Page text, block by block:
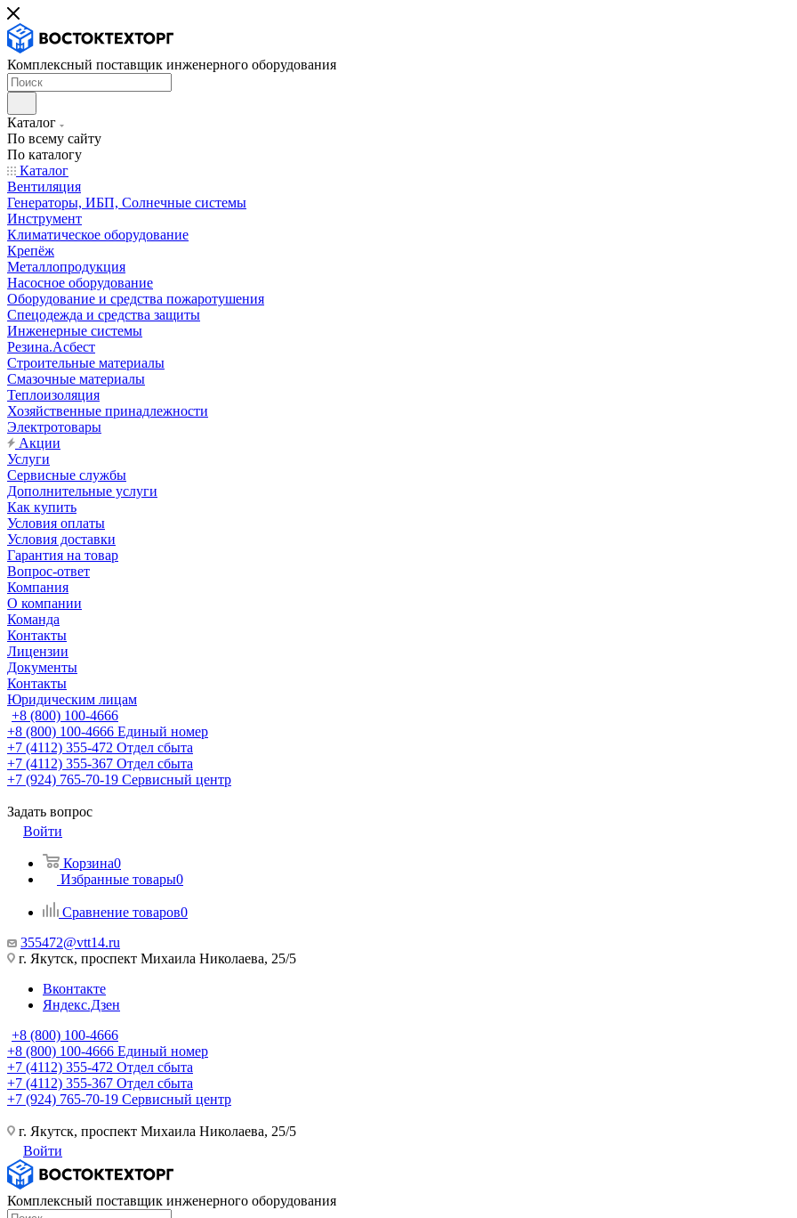
Комплексный поставщик инженерного оборудования
Каталог
По всему сайту
По каталогу
Каталог
Вентиляция
Генераторы, ИБП, Солнечные системы
Инструмент
Климатическое оборудование
Крепёж
Металлопродукция
Насосное оборудование
Оборудование и средства пожаротушения
Спецодежда и средства защиты
Инженерные системы
Резина.Асбест
Строительные материалы
Смазочные материалы
Теплоизоляция
Хозяйственные принадлежности
Электротовары
Акции
Услуги
Сервисные службы
Дополнительные услуги
Как купить
Условия оплаты
Условия доставки
Гарантия на товар
Вопрос-ответ
Компания
О компании
Команда
Контакты
Лицензии
Документы
Контакты
Юридическим лицам
+8 (800) 100-4666
+8 (800) 100-4666 Единый номер
+7 (4112) 355-472 Отдел сбыта
+7 (4112) 355-367 Отдел сбыта
+7 (924) 765-70-19 Сервисный центр
Задать вопрос
Войти
Корзина0
Избранные товары0
Сравнение товаров0
355472@vtt14.ru
г. Якутск, проспект Михаила Николаева, 25/5
Вконтакте
Яндекс.Дзен
+8 (800) 100-4666
+8 (800) 100-4666 Единый номер
+7 (4112) 355-472 Отдел сбыта
+7 (4112) 355-367 Отдел сбыта
+7 (924) 765-70-19 Сервисный центр
г. Якутск, проспект Михаила Николаева, 25/5
Войти
Комплексный поставщик инженерного оборудования